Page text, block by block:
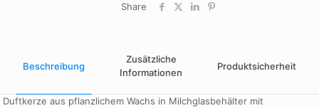
Share
Beschreibung
Zusätzliche
Informationen
Produktsicherheit
Duftkerze aus pflanzlichem Wachs in Milchglasbehälter mit